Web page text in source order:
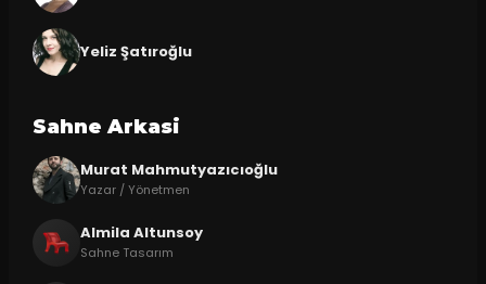
Yeliz Şatıroğlu
Sahne Arkasi
Murat Mahmutyazıcıoğlu
Yazar / Yönetmen
Almila Altunsoy
Sahne Tasarım